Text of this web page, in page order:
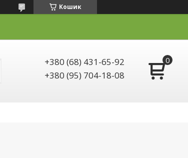
Кошик
+380 (68) 431-65-92
+380 (95) 704-18-08